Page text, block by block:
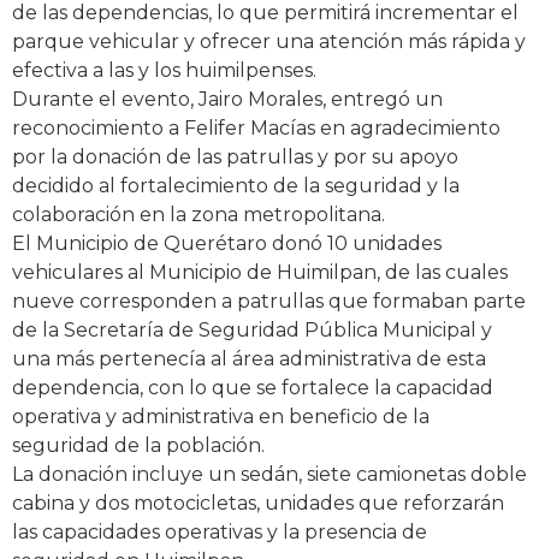
de las dependencias, lo que permitirá incrementar el
parque vehicular y ofrecer una atención más rápida y
efectiva a las y los huimilpenses.
Durante el evento, Jairo Morales, entregó un
reconocimiento a Felifer Macías en agradecimiento
por la donación de las patrullas y por su apoyo
decidido al fortalecimiento de la seguridad y la
colaboración en la zona metropolitana.
El Municipio de Querétaro donó 10 unidades
vehiculares al Municipio de Huimilpan, de las cuales
nueve corresponden a patrullas que formaban parte
de la Secretaría de Seguridad Pública Municipal y
una más pertenecía al área administrativa de esta
dependencia, con lo que se fortalece la capacidad
operativa y administrativa en beneficio de la
seguridad de la población.
La donación incluye un sedán, siete camionetas doble
cabina y dos motocicletas, unidades que reforzarán
las capacidades operativas y la presencia de